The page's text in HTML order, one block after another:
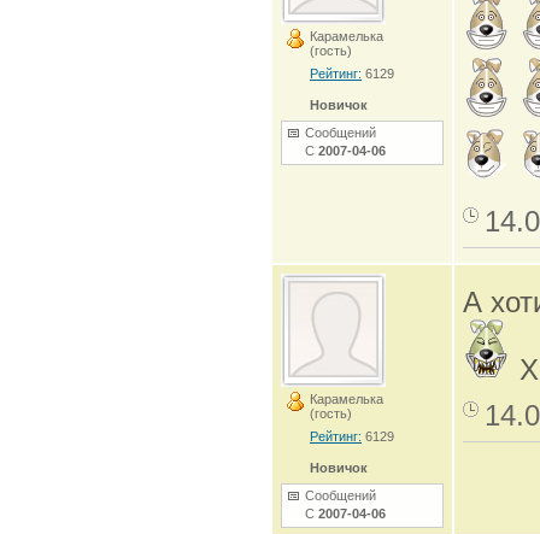
Карамелька
(гость)
Рейтинг: 6129
Новичок
Сообщений
С 2007-04-06
Карамелька
(гость)
Рейтинг: 6129
Новичок
Сообщений
С 2007-04-06
А